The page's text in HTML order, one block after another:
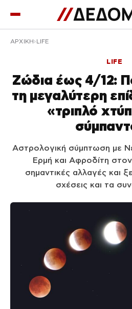
ΑΡΧΙΚΉ LIFE
LIFE
Ζώδια έως 4/12:
τη μεγαλύτερη
«τριπλό
Αστρολογική σύμπτωση με
Ερμή και Αφροδίτη
σημαντικές αλλαγές και
σχέσεις και τα